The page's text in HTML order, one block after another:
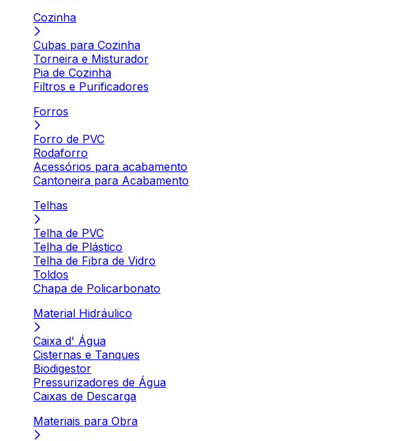
Cozinha
Cubas para Cozinha
Torneira e Misturador
Pia de Cozinha
Filtros e Purificadores
Forros
Forro de PVC
Rodaforro
Acessórios para acabamento
Cantoneira para Acabamento
Telhas
Telha de PVC
Telha de Plástico
Telha de Fibra de Vidro
Toldos
Chapa de Policarbonato
Material Hidráulico
Caixa d' Água
Cisternas e Tanques
Biodigestor
Pressurizadores de Água
Caixas de Descarga
Materiais para Obra